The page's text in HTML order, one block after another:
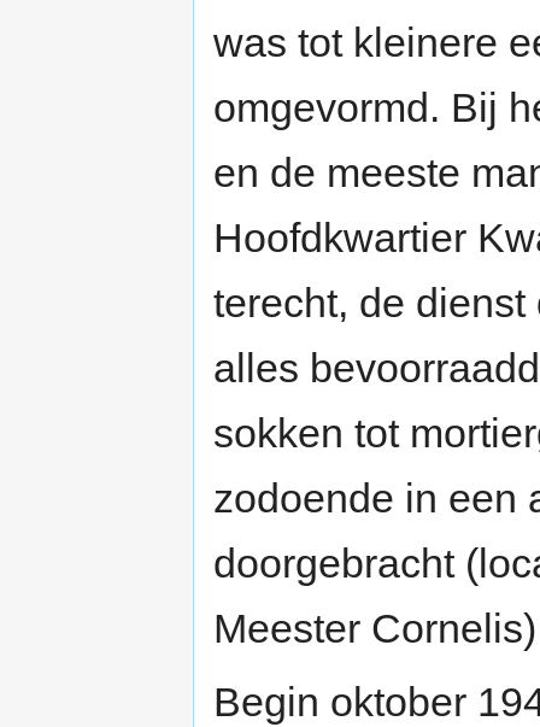
was tot kleinere
omgevormd. Bij
en de meeste
Hoofdkwartier
terecht, de
alles
sokken tot
zodoende in een
doorgebracht
Meester
Begin oktober